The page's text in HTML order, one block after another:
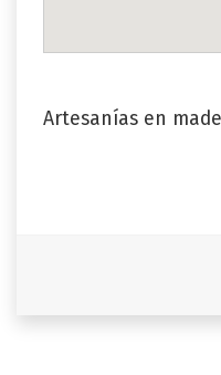
Artesanías en